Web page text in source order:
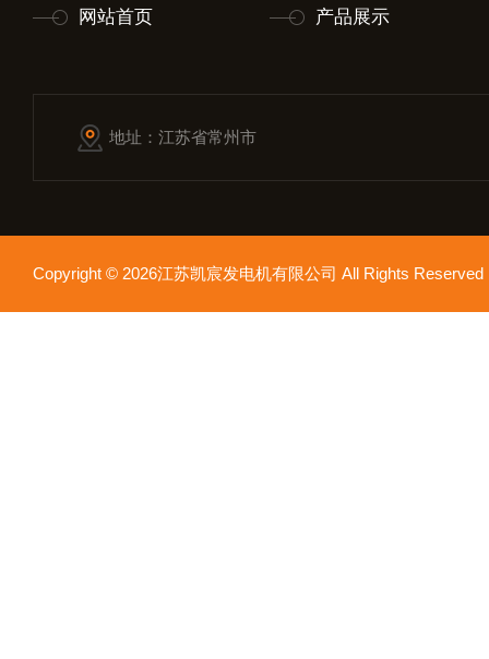
网站首页 产品展示
地址：江苏省常州市
Copyright © 2026江苏凯宸发电机有限公司 All Rights